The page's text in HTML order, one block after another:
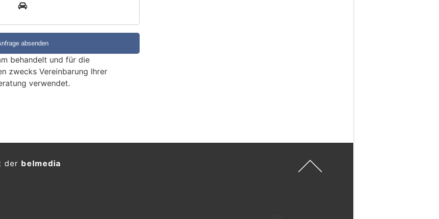
behandelt und für die
zwecks Vereinbarung Ihrer
verwendet.
Brandursache wird abgeklärt.